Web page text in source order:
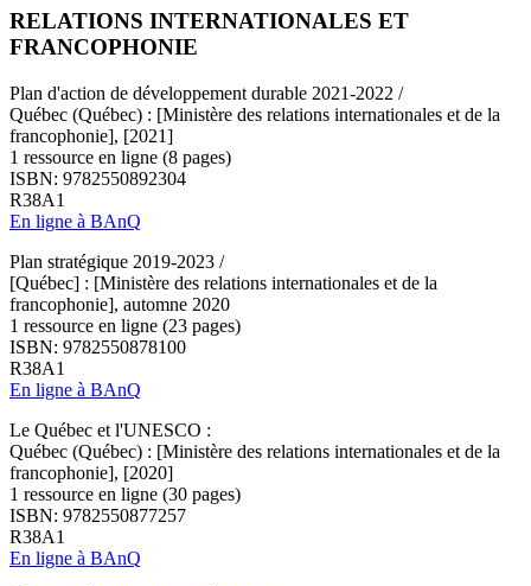
RELATIONS INTERNATIONALES ET
FRANCOPHONIE
Plan d'action de développement durable 2021-2022 /
Québec (Québec) : [Ministère des relations internationales et de la
francophonie], [2021]
1 ressource en ligne (8 pages)
ISBN: 9782550892304
R38A1
En ligne à BAnQ
Plan stratégique 2019-2023 /
[Québec] : [Ministère des relations internationales et de la
francophonie], automne 2020
1 ressource en ligne (23 pages)
ISBN: 9782550878100
R38A1
En ligne à BAnQ
Le Québec et l'UNESCO :
Québec (Québec) : [Ministère des relations internationales et de la
francophonie], [2020]
1 ressource en ligne (30 pages)
ISBN: 9782550877257
R38A1
En ligne à BAnQ